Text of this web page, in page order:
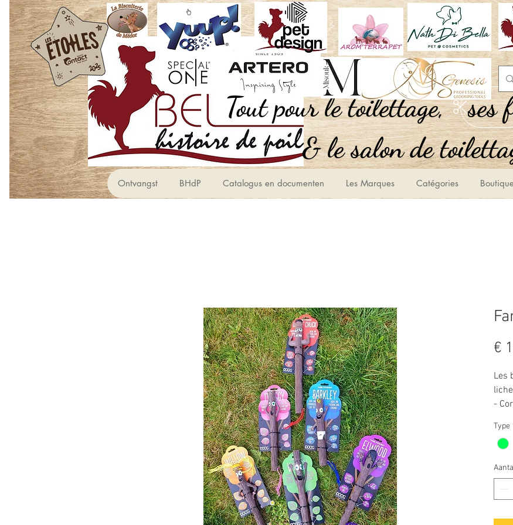
,Tout pour le toilettage
ses
le salon de
Ontvangst BHdP Catalogus en documenten Les Marques Catégories
€
Les
-
jeu
des
le
Type